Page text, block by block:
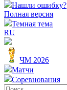
Нашли ошибку?
Полная версия
Темная тема
RU
ЧМ 2026
Матчи
Соревнования